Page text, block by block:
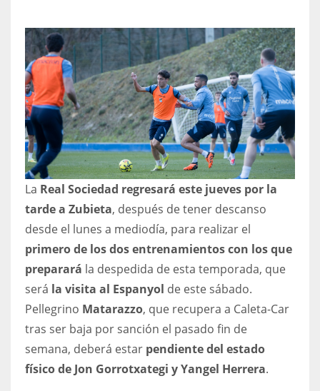
NYJ
3
ATL
24
IND
34
MIN
6
DEN
24
PIT
20
La Real Sociedad regresará este jueves por la
tarde a Zubieta, después de tener descanso
desde el lunes a mediodía, para realizar el
primero de los dos entrenamientos con los que
preparará la despedida de esta temporada, que
será la visita al Espanyol de este sábado.
Pellegrino Matarazzo, que recupera a Caleta-Car
tras ser baja por sanción el pasado fin de
semana, deberá estar pendiente del estado
físico de Jon Gorrotxategi y Yangel Herrera.